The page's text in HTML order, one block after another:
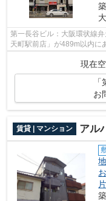
第一長谷ビル：大阪環状線
天町駅前店」が489m以内に
す。自宅から2駅利用できる
現在
お
賃貸 | マンション アル